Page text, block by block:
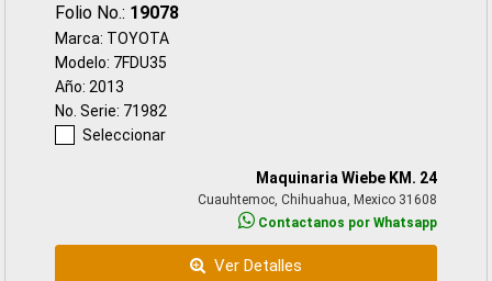
Folio No.: 19078
Marca: TOYOTA
Modelo: 7FDU35
Año: 2013
No. Serie: 71982
Seleccionar
Maquinaria Wiebe KM. 24
Cuauhtemoc, Chihuahua, Mexico 31608
Contactanos por Whatsapp
Ver Detalles